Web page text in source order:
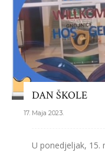
DAN ŠKOLE
17. Maja 2023.
U ponedjeljak, 15.